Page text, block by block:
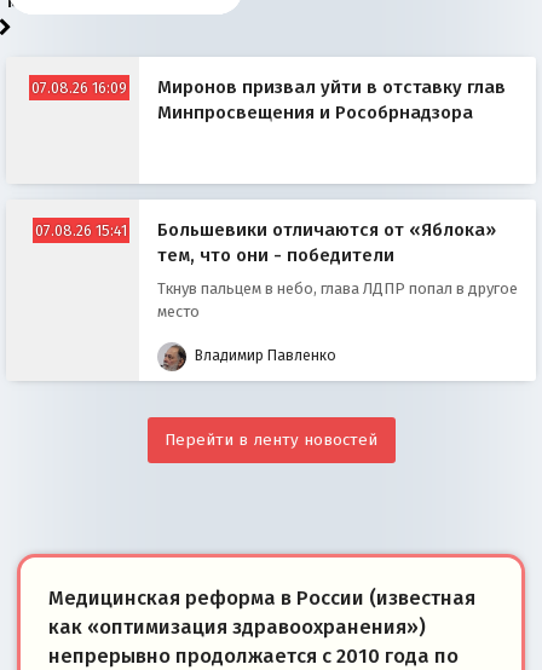
07.08.26 16:09
Миронов призвал уйти в отставку глав
Минпросвещения и Рособрнадзора
07.08.26 15:41
Большевики отличаются от «Яблока»
тем, что они - победители
Ткнув пальцем в небо, глава ЛДПР попал в другое
место
Владимир Павленко
Перейти в ленту новостей
Медицинская реформа в России (известная
как «оптимизация здравоохранения»)
непрерывно продолжается с 2010 года по